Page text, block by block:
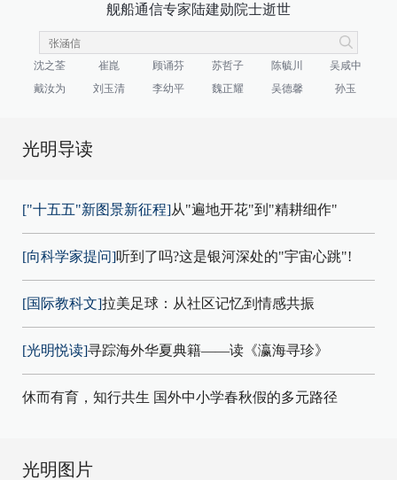
舰船通信专家陆建勋院士逝世
沈之荃 崔崑 顾诵芬 苏哲子 陈毓川
吴咸中
戴汝为
刘玉清 李幼平 魏正耀 吴德馨 孙玉
光明导读
["十五五"新图景新征程]从"遍地开花"到"精耕细作"
[向科学家提问]听到了吗?这是银河深处的"宇宙心跳"!
[国际教科文]拉美足球：从社区记忆到情感共振
[光明悦读]寻踪海外华夏典籍——读《瀛海寻珍》
休而有育，知行共生 国外中小学春秋假的多元路径
光明图片